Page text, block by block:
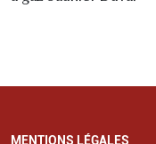
MENTIONS LÉGALES